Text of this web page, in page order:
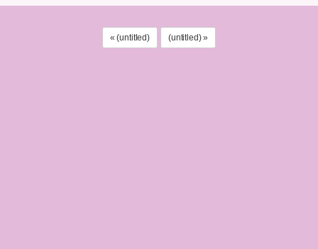
« (untitled) (untitled) »